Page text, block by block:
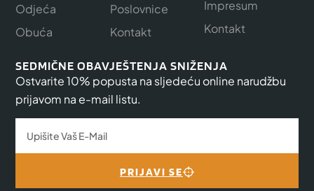
Odjeća
Obuća
Poslovnice
Kontakt
Impresum
Kontakt
SEDMIČNE OBAVJEŠTENJA SNIŽENJA
Ostvarite 10% popusta na sljedeću online narudžbu
prijavom na e-mail listu.
PRIJAVI SE